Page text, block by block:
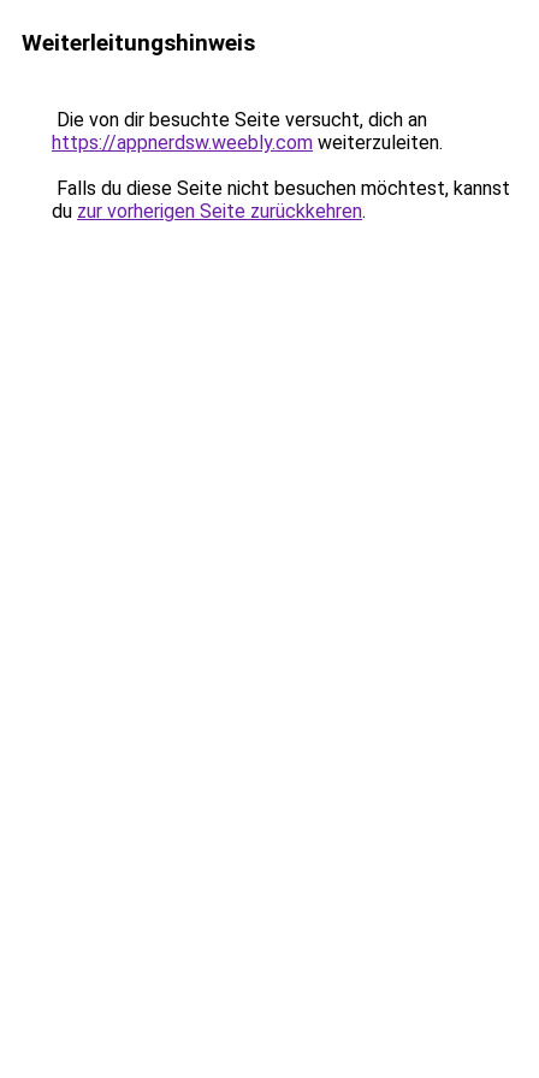
Weiterleitungshinweis
Die von dir besuchte Seite versucht, dich an
https://appnerdsw.weebly.com weiterzuleiten.
Falls du diese Seite nicht besuchen möchtest, kannst
du zur vorherigen Seite zurückkehren.